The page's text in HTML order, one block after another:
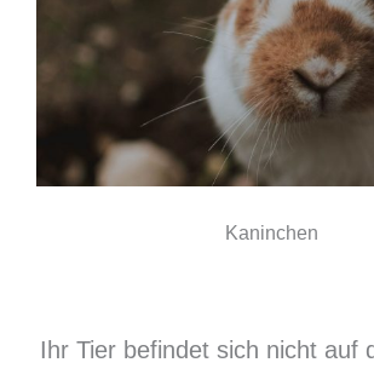
Kaninchen
Ihr Tier befindet sich nicht auf